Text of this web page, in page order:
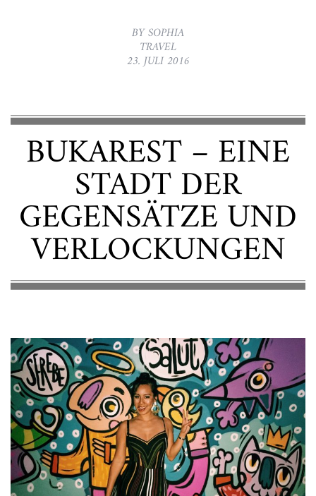
BY SOPHIA
TRAVEL
23. JULI 2016
BUKAREST – EINE
STADT DER
GEGENSÄTZE UND
VERLOCKUNGEN